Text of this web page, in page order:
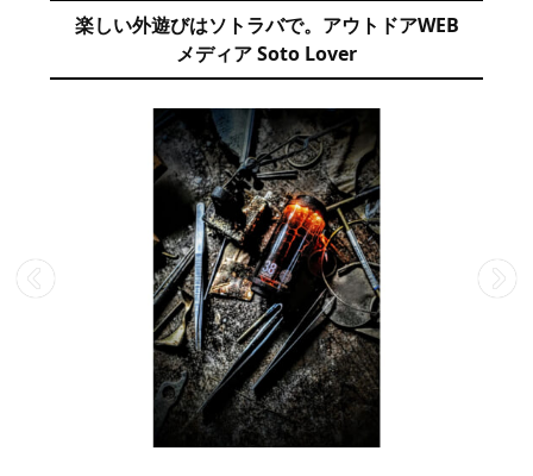
楽しい外遊びはソトラバで。アウトドアWEB
メディア Soto Lover